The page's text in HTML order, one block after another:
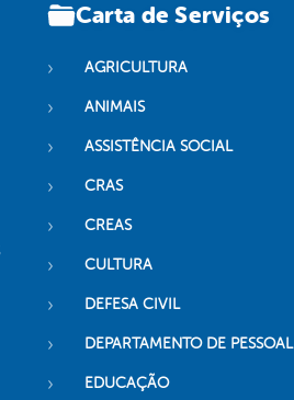
Carta de Serviços
AGRICULTURA
ANIMAIS
ASSISTÊNCIA SOCIAL
CRAS
CREAS
CULTURA
DEFESA CIVIL
DEPARTAMENTO DE PESSOAL
EDUCAÇÃO